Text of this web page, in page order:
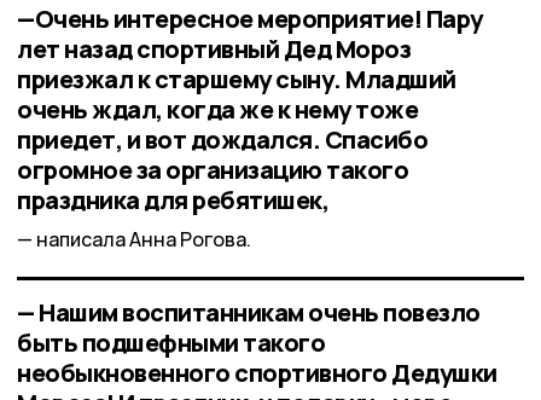
—Очень интересное мероприятие! Пару
лет назад спортивный Дед Мороз
приезжал к старшему сыну. Младший
очень ждал, когда же к нему тоже
приедет, и вот дождался. Спасибо
огромное за организацию такого
праздника для ребятишек,
написала Анна Рогова.
— Нашим воспитанникам очень повезло
быть подшефными такого
необыкновенного спортивного Дедушки